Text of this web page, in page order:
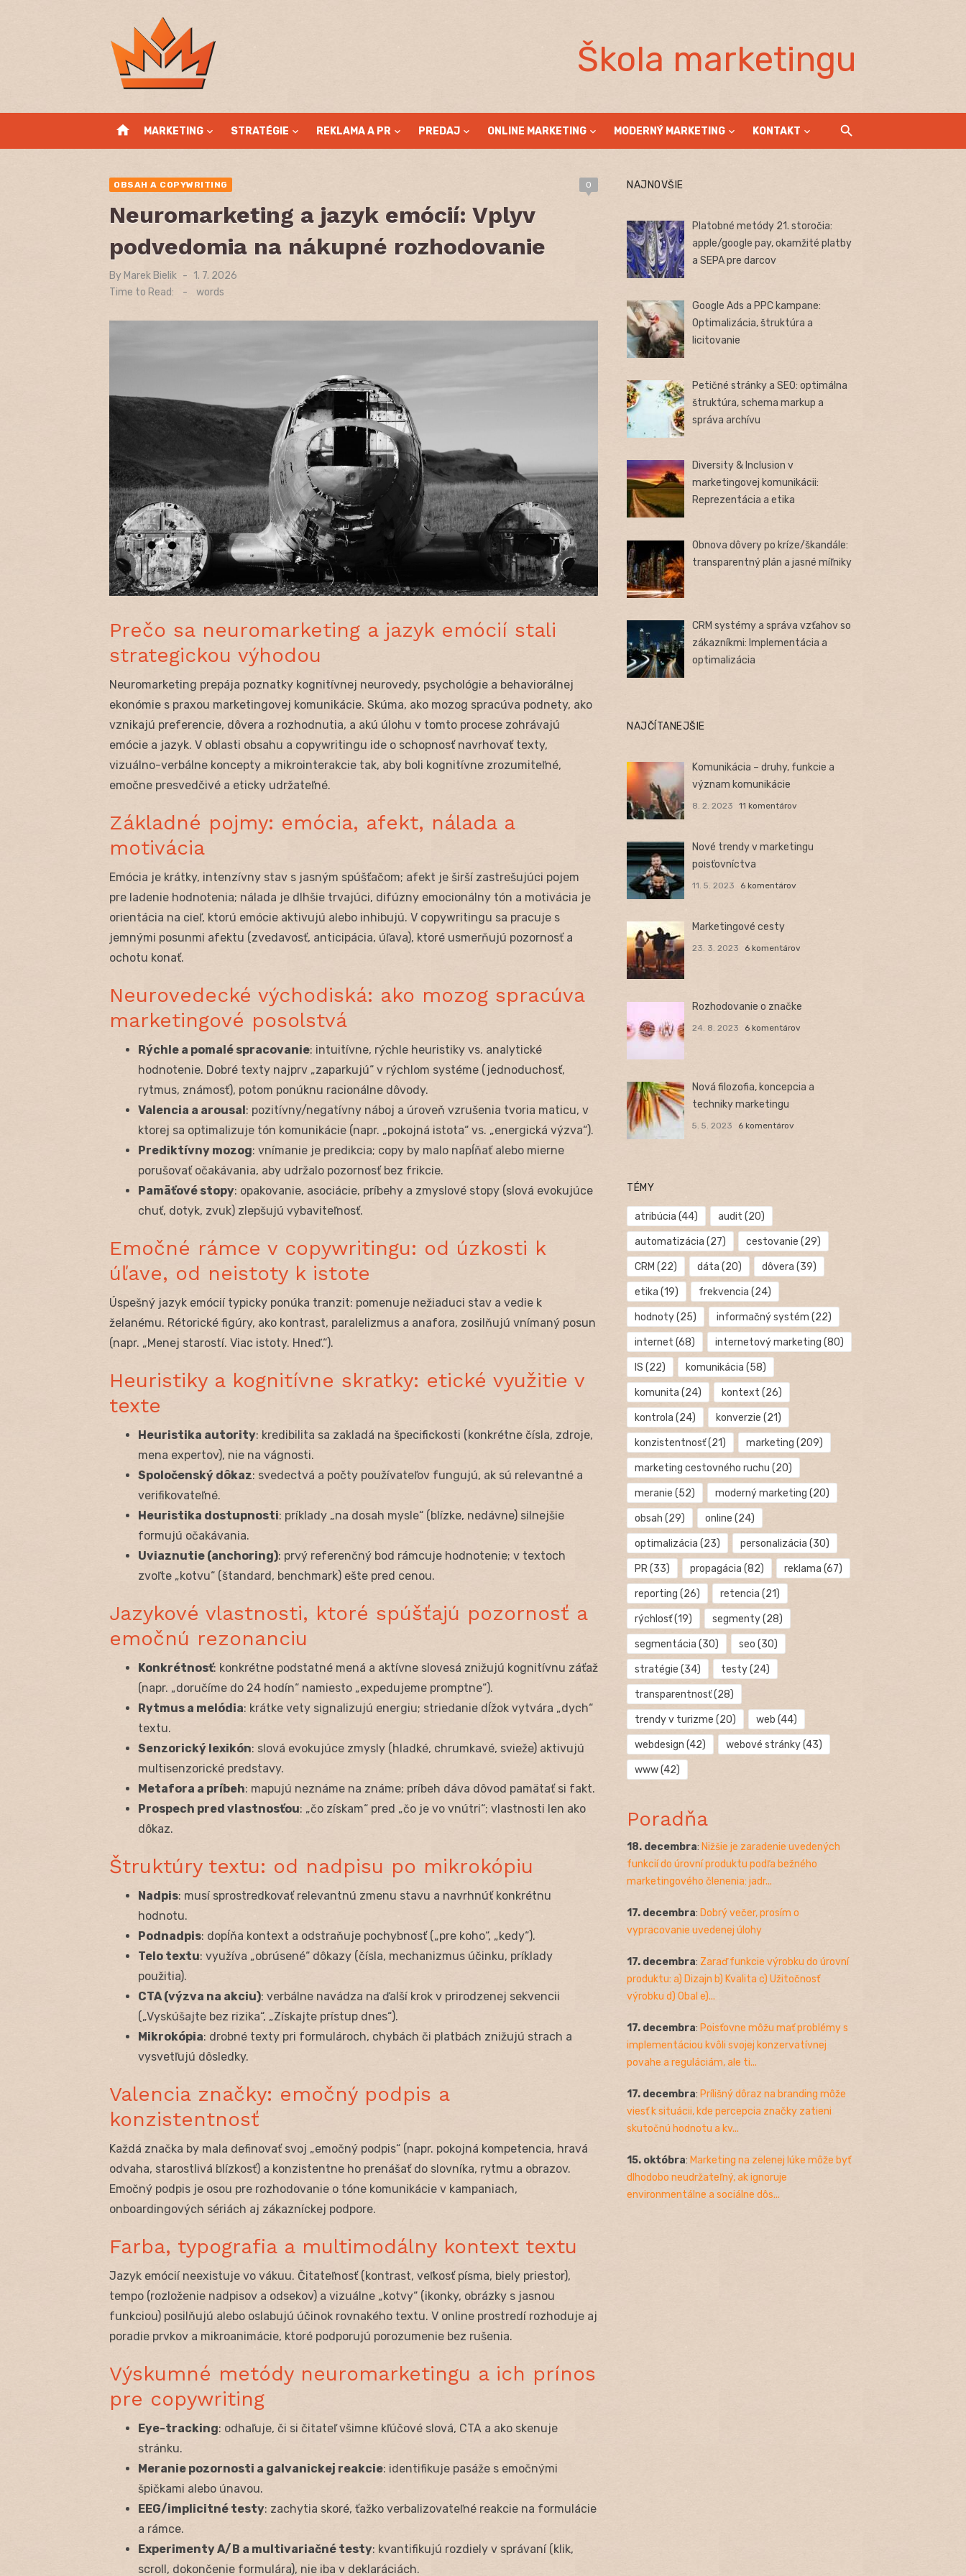
Škola marketingu
home MARKETING STRATÉGIE REKLAMA A PR PREDAJ ONLINE MARKETING MODERNÝ MARKETING KONTAKT
OBSAH A COPYWRITING 0
Neuromarketing a jazyk emócií: Vplyv
podvedomia na nákupné rozhodovanie
By Marek Bielik
Posted
on
1. 7. 2026
Time to Read:
- words
Prečo sa neuromarketing a jazyk emócií stali
strategickou výhodou
Neuromarketing prepája poznatky kognitívnej neurovedy, psychológie a behaviorálnej
ekonómie s praxou marketingovej komunikácie. Skúma, ako mozog spracúva podnety, ako
vznikajú preferencie, dôvera a rozhodnutia, a akú úlohu v tomto procese zohrávajú
emócie a jazyk. V oblasti obsahu a copywritingu ide o schopnosť navrhovať texty,
vizuálno-verbálne koncepty a mikrointerakcie tak, aby boli kognitívne zrozumiteľné,
emočne presvedčivé a eticky udržateľné.
Základné pojmy: emócia, afekt, nálada a
motivácia
Emócia je krátky, intenzívny stav s jasným spúšťačom; afekt je širší zastrešujúci pojem
pre ladenie hodnotenia; nálada je dlhšie trvajúci, difúzny emocionálny tón a motivácia je
orientácia na cieľ, ktorú emócie aktivujú alebo inhibujú. V copywritingu sa pracuje s
jemnými posunmi afektu (zvedavosť, anticipácia, úľava), ktoré usmerňujú pozornosť a
ochotu konať.
Neurovedecké východiská: ako mozog spracúva
marketingové posolstvá
Rýchle a pomalé spracovanie: intuitívne, rýchle heuristiky vs. analytické
hodnotenie. Dobré texty najprv „zaparkujú“ v rýchlom systéme (jednoduchosť,
rytmus, známosť), potom ponúknu racionálne dôvody.
Valencia a arousal: pozitívny/negatívny náboj a úroveň vzrušenia tvoria maticu, v
ktorej sa optimalizuje tón komunikácie (napr. „pokojná istota“ vs. „energická výzva“).
Prediktívny mozog: vnímanie je predikcia; copy by malo napĺňať alebo mierne
porušovať očakávania, aby udržalo pozornosť bez frikcie.
Pamäťové stopy: opakovanie, asociácie, príbehy a zmyslové stopy (slová evokujúce
chuť, dotyk, zvuk) zlepšujú vybaviteľnosť.
Emočné rámce v copywritingu: od úzkosti k
úľave, od neistoty k istote
Úspešný jazyk emócií typicky ponúka tranzit: pomenuje nežiaduci stav a vedie k
želanému. Rétorické figúry, ako kontrast, paralelizmus a anafora, zosilňujú vnímaný posun
(napr. „Menej starostí. Viac istoty. Hneď.“).
Heuristiky a kognitívne skratky: etické využitie v
texte
Heuristika autority: kredibilita sa zakladá na špecifickosti (konkrétne čísla, zdroje,
mena expertov), nie na vágnosti.
Spoločenský dôkaz: svedectvá a počty používateľov fungujú, ak sú relevantné a
verifikovateľné.
Heuristika dostupnosti: príklady „na dosah mysle“ (blízke, nedávne) silnejšie
formujú očakávania.
Uviaznutie (anchoring): prvý referenčný bod rámcuje hodnotenie; v textoch
zvoľte „kotvu“ (štandard, benchmark) ešte pred cenou.
Jazykové vlastnosti, ktoré spúšťajú pozornosť a
emočnú rezonanciu
Konkrétnosť: konkrétne podstatné mená a aktívne slovesá znižujú kognitívnu záťaž
(napr. „doručíme do 24 hodín“ namiesto „expedujeme promptne“).
Rytmus a melódia: krátke vety signalizujú energiu; striedanie dĺžok vytvára „dych“
textu.
Senzorický lexikón: slová evokujúce zmysly (hladké, chrumkavé, svieže) aktivujú
multisenzorické predstavy.
Metafora a príbeh: mapujú neznáme na známe; príbeh dáva dôvod pamätať si fakt.
Prospech pred vlastnosťou: „čo získam“ pred „čo je vo vnútri“; vlastnosti len ako
dôkaz.
Štruktúry textu: od nadpisu po mikrokópiu
Nadpis: musí sprostredkovať relevantnú zmenu stavu a navrhnúť konkrétnu
hodnotu.
Podnadpis: dopĺňa kontext a odstraňuje pochybnosť („pre koho“, „kedy“).
Telo textu: využíva „obrúsené“ dôkazy (čísla, mechanizmus účinku, príklady
použitia).
CTA (výzva na akciu): verbálne navádza na ďalší krok v prirodzenej sekvencii
(„Vyskúšajte bez rizika“, „Získajte prístup dnes“).
Mikrokópia: drobné texty pri formulároch, chybách či platbách znižujú strach a
vysvetľujú dôsledky.
Valencia značky: emočný podpis a
konzistentnosť
Každá značka by mala definovať svoj „emočný podpis“ (napr. pokojná kompetencia, hravá
odvaha, starostlivá blízkosť) a konzistentne ho prenášať do slovníka, rytmu a obrazov.
Emočný podpis je osou pre rozhodovanie o tóne komunikácie v kampaniach,
onboardingových sériách aj zákazníckej podpore.
Farba, typografia a multimodálny kontext textu
Jazyk emócií neexistuje vo vákuu. Čitateľnosť (kontrast, veľkosť písma, biely priestor),
tempo (rozloženie nadpisov a odsekov) a vizuálne „kotvy“ (ikonky, obrázky s jasnou
funkciou) posilňujú alebo oslabujú účinok rovnakého textu. V online prostredí rozhoduje aj
poradie prvkov a mikroanimácie, ktoré podporujú porozumenie bez rušenia.
Výskumné metódy neuromarketingu a ich prínos
pre copywriting
Eye-tracking: odhaľuje, či si čitateľ všimne kľúčové slová, CTA a ako skenuje
stránku.
Meranie pozornosti a galvanickej reakcie: identifikuje pasáže s emočnými
špičkami alebo únavou.
EEG/implicitné testy: zachytia skoré, ťažko verbalizovateľné reakcie na formulácie
a rámce.
Experimenty A/B a multivariačné testy: kvantifikujú rozdiely v správaní (klik,
scroll, dokončenie formulára), nie iba v deklaráciách.
NAJNOVŠIE
Platobné metódy 21. storočia:
apple/google pay, okamžité platby
a SEPA pre darcov
Google Ads a PPC kampane:
Optimalizácia, štruktúra a
licitovanie
Petičné stránky a SEO: optimálna
štruktúra, schema markup a
správa archívu
Diversity & Inclusion v
marketingovej komunikácii:
Reprezentácia a etika
Obnova dôvery po kríze/škandále:
transparentný plán a jasné míľniky
CRM systémy a správa vzťahov so
zákazníkmi: Implementácia a
optimalizácia
NAJČÍTANEJŠIE
Komunikácia – druhy, funkcie a
význam komunikácie
8. 2. 2023 11 komentárov
Nové trendy v marketingu
poisťovníctva
11. 5. 2023 6 komentárov
Marketingové cesty
23. 3. 2023 6 komentárov
Rozhodovanie o značke
24. 8. 2023 6 komentárov
Nová filozofia, koncepcia a
techniky marketingu
5. 5. 2023 6 komentárov
TÉMY
atribúcia (44) audit (20)
automatizácia (27) cestovanie (29)
CRM (22) dáta (20) dôvera (39)
etika (19) frekvencia (24)
hodnoty(25) informačný systém (22)
internet (68) internetový marketing (80)
IS (22) komunikácia (58)
komunita (24) kontext (26)
kontrola (24) konverzie (21)
konzistentnosť(21) marketing (209)
marketing cestovného ruchu (20)
meranie (52) moderný marketing (20)
obsah (29) online (24)
optimalizácia (23) personalizácia (30)
PR(33) propagácia (82) reklama (67)
reporting (26) retencia (21)
rýchlosť(19) segmenty(28)
segmentácia (30) seo (30)
stratégie (34) testy(24)
transparentnosť(28)
trendy v turizme (20) web (44)
webdesign (42) webové stránky(43)
www(42)
Poradňa
18. decembra: Nižšie je zaradenie uvedených
funkcií do úrovní produktu podľa bežného
marketingového členenia: jadr...
17. decembra: Dobrý večer, prosím o
vypracovanie uvedenej úlohy
17. decembra: Zaraď funkcie výrobku do úrovní
produktu: a) Dizajn b) Kvalita c) Užitočnosť
výrobku d) Obal e)...
17. decembra: Poisťovne môžu mať problémy s
implementáciou kvôli svojej konzervatívnej
povahe a reguláciám, ale ti...
17. decembra: Prílišný dôraz na branding môže
viesť k situácii, kde percepcia značky zatieni
skutočnú hodnotu a kv...
15. októbra: Marketing na zelenej lúke môže byť
dlhodobo neudržateľný, ak ignoruje
environmentálne a sociálne dôs...